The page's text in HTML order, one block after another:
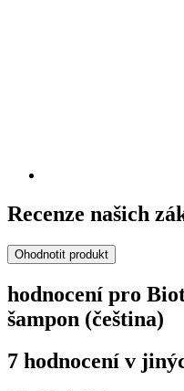
Recenze našich
Ohodnotit produkt
hodnocení pro
šampon (čeština)
7 hodnocení v